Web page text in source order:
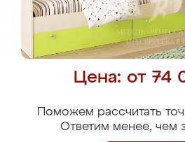
Цена: от 74
Поможем рассчитать
Ответим менее, чем